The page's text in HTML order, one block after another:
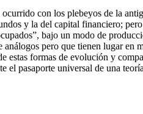
con los plebeyos de la
y la del capital financiero; pero
bajo un modo de
pero que tienen lugar en
estas formas de evolución y
el pasaporte universal de una